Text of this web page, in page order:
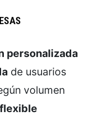
personalizada
de usuarios
volumen